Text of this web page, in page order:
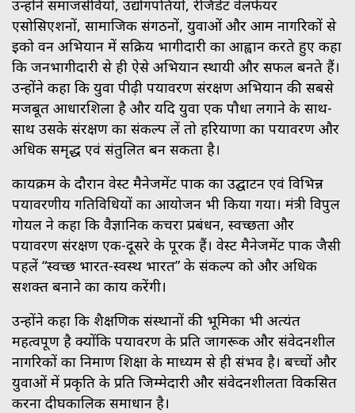
उन्होंने समाजसेवियों, उद्योगपतियों, रेजिडेंट वेलफेयर
एसोसिएशनों, सामाजिक संगठनों, युवाओं और आम नागरिकों से
ईको वन अभियान में सक्रिय भागीदारी का आह्वान करते हुए कहा
कि जनभागीदारी से ही ऐसे अभियान स्थायी और सफल बनते हैं।
उन्होंने कहा कि युवा पीढ़ी पर्यावरण संरक्षण अभियान की सबसे
मजबूत आधारशिला है और यदि युवा एक पौधा लगाने के साथ-
साथ उसके संरक्षण का संकल्प लें तो हरियाणा का पर्यावरण और
अधिक समृद्ध एवं संतुलित बन सकता है।
कार्यक्रम के दौरान वेस्ट मैनेजमेंट पार्क का उद्घाटन एवं विभिन्न
पर्यावरणीय गतिविधियों का आयोजन भी किया गया। मंत्री विपुल
गोयल ने कहा कि वैज्ञानिक कचरा प्रबंधन, स्वच्छता और
पर्यावरण संरक्षण एक-दूसरे के पूरक हैं। वेस्ट मैनेजमेंट पार्क जैसी
पहलें “स्वच्छ भारत-स्वस्थ भारत” के संकल्प को और अधिक
सशक्त बनाने का कार्य करेंगी।
उन्होंने कहा कि शैक्षणिक संस्थानों की भूमिका भी अत्यंत
महत्वपूर्ण है क्योंकि पर्यावरण के प्रति जागरूक और संवेदनशील
नागरिकों का निर्माण शिक्षा के माध्यम से ही संभव है। बच्चों और
युवाओं में प्रकृति के प्रति जिम्मेदारी और संवेदनशीलता विकसित
करना दीर्घकालिक समाधान है।